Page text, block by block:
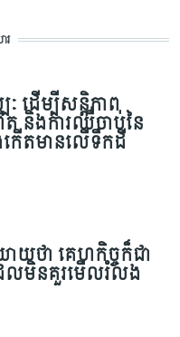
រ
ដើម្បីសន្តិភាព
ត និងការឈឺចាប់នៃ
កើតមានលើទឹកដី
យថា គេហកិច្ចក៏ជា
មិនគួរមើលរំលង